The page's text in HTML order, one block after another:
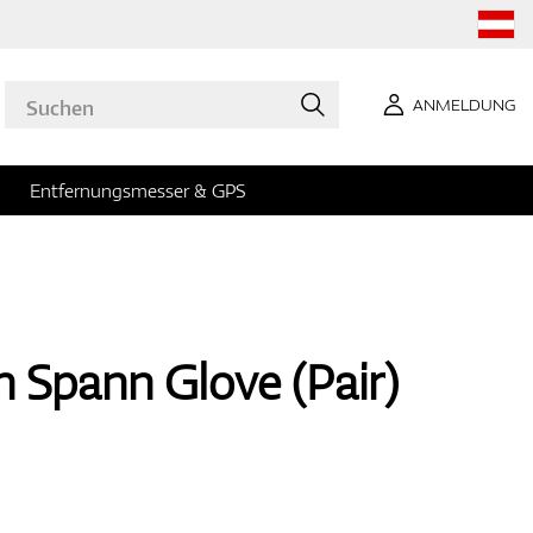
ANMELDUNG
Entfernungsmesser & GPS
Spann Glove (Pair)